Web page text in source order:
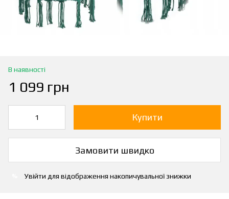
В наявності
1 099 грн
Купити
Замовити швидко
Увійти для відображення накопичувальної знижки